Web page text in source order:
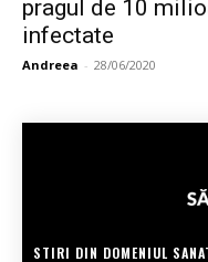
pragul de 10
infectate
Andreea - 28/06/2020
STIRI DIN DOMENIUL